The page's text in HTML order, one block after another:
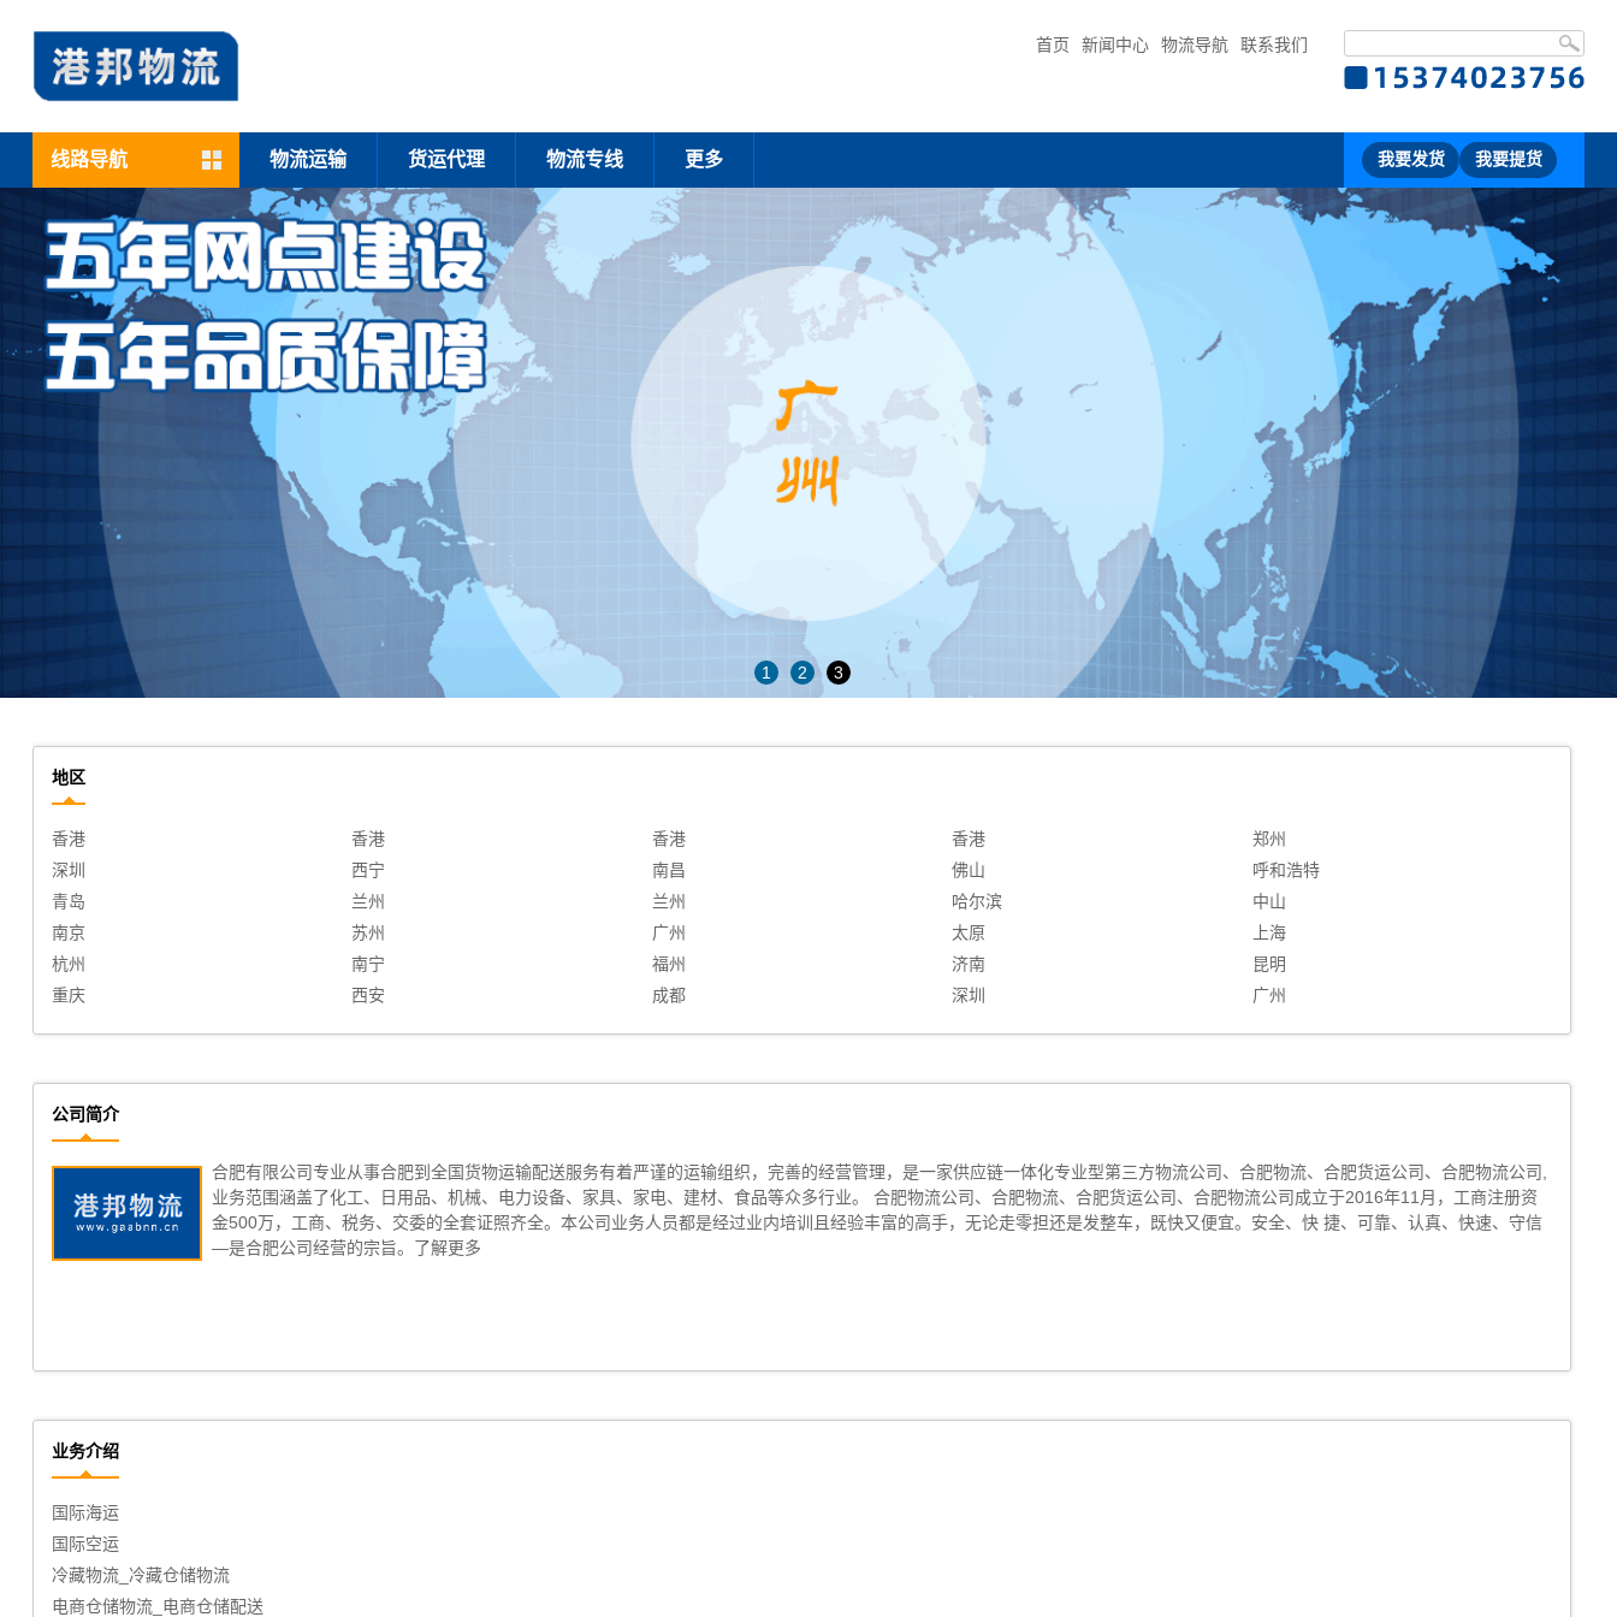
首页 新闻中心 物流导航 联系我们
线路导航 物流运输 货运代理 物流专线 更多 我要发货 我要提货
1 2 3
地区
香港 香港 香港 香港
郑州
深圳
西宁 南昌 佛山
呼和浩特
青岛
兰州 兰州 哈尔滨
中山
南京
苏州 广州 太原
上海
杭州
南宁 福州 济南
昆明
重庆
西安 成都 深圳 广州
公司简介
合肥有限公司专业从事合肥到全国货物运输配送服务有着严谨的运输组织，完善的经营管理，是一家供应链一体化专业型第三方物流公司、合肥物流、合肥货运公司、合肥物流公司,
业务范围涵盖了化工、日用品、机械、电力设备、家具、家电、建材、食品等众多行业。 合肥物流公司、合肥物流、合肥货运公司、合肥物流公司成立于2016年11月，工商注册资
金500万，工商、税务、交委的全套证照齐全。本公司业务人员都是经过业内培训且经验丰富的高手，无论走零担还是发整车，既快又便宜。安全、快 捷、可靠、认真、快速、守信
—是合肥公司经营的宗旨。 了解更多
业务介绍
仓储代发货,仓储代收货,电商仓储代发,第三方仓储代发货
仓储分拣及仓储包装
大陆到台湾物流,内地至台湾货运,物流到台湾,台湾物流专线
大陆到澳门物流,内地至澳门货运,物流到澳门,澳门专线物流